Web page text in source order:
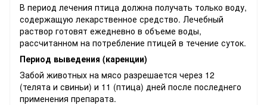
В период лечения птица должна получать только воду,
содержащую лекарственное средство. Лечебный
раствор готовят ежедневно в объеме воды,
рассчитанном на потребление птицей в течение суток.
Период выведения (каренции)
Забой животных на мясо разрешается через 12
(телята и свиньи) и 11 (птица) дней после последнего
применения препарата.